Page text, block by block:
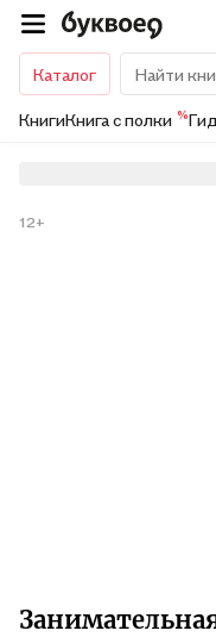
Каталог
КнигиКнига с полки %
12+